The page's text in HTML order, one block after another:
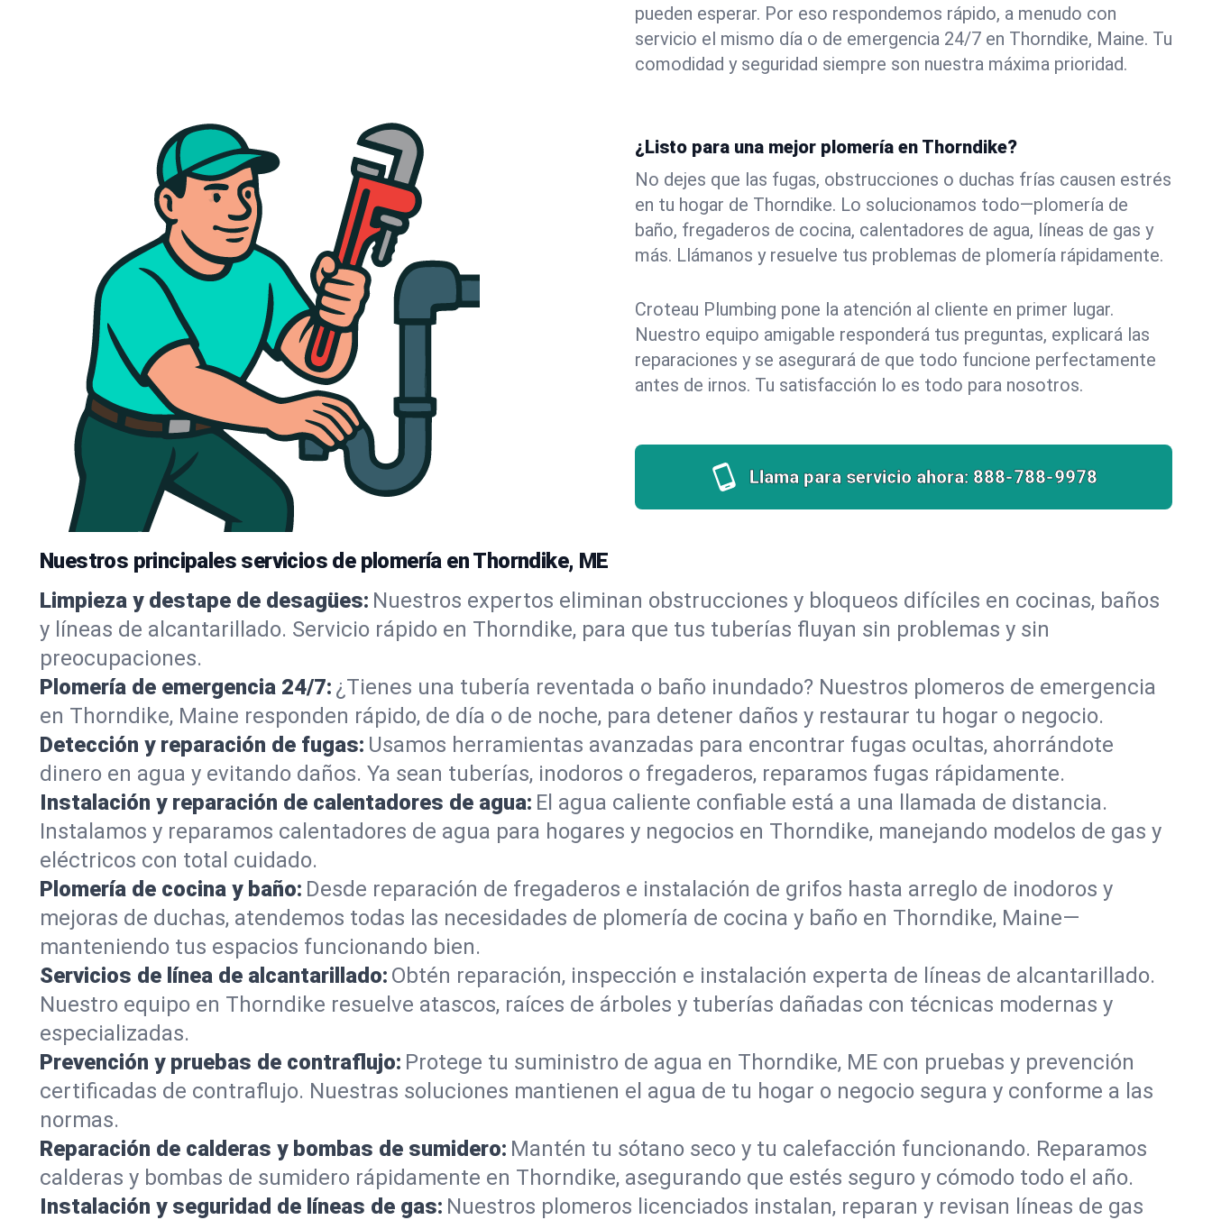
pueden esperar. Por eso respondemos rápido, a menudo con
servicio el mismo día o de emergencia 24/7 en Thorndike, Maine. Tu
comodidad y seguridad siempre son nuestra máxima prioridad.
¿Listo para una mejor plomería en Thorndike?
No dejes que las fugas, obstrucciones o duchas frías causen estrés
en tu hogar de Thorndike. Lo solucionamos todo—plomería de
baño, fregaderos de cocina, calentadores de agua, líneas de gas y
más. Llámanos y resuelve tus problemas de plomería rápidamente.
Croteau Plumbing pone la atención al cliente en primer lugar.
Nuestro equipo amigable responderá tus preguntas, explicará las
reparaciones y se asegurará de que todo funcione perfectamente
antes de irnos. Tu satisfacción lo es todo para nosotros.
Llama para servicio ahora: 888-788-9978
Nuestros principales servicios de plomería en Thorndike, ME
Limpieza y destape de desagües: Nuestros expertos eliminan obstrucciones y bloqueos difíciles en cocinas, baños
y líneas de alcantarillado. Servicio rápido en Thorndike, para que tus tuberías fluyan sin problemas y sin
preocupaciones.
Plomería de emergencia 24/7: ¿Tienes una tubería reventada o baño inundado? Nuestros plomeros de emergencia
en Thorndike, Maine responden rápido, de día o de noche, para detener daños y restaurar tu hogar o negocio.
Detección y reparación de fugas: Usamos herramientas avanzadas para encontrar fugas ocultas, ahorrándote
dinero en agua y evitando daños. Ya sean tuberías, inodoros o fregaderos, reparamos fugas rápidamente.
Instalación y reparación de calentadores de agua: El agua caliente confiable está a una llamada de distancia.
Instalamos y reparamos calentadores de agua para hogares y negocios en Thorndike, manejando modelos de gas y
eléctricos con total cuidado.
Plomería de cocina y baño: Desde reparación de fregaderos e instalación de grifos hasta arreglo de inodoros y
mejoras de duchas, atendemos todas las necesidades de plomería de cocina y baño en Thorndike, Maine—
manteniendo tus espacios funcionando bien.
Servicios de línea de alcantarillado: Obtén reparación, inspección e instalación experta de líneas de alcantarillado.
Nuestro equipo en Thorndike resuelve atascos, raíces de árboles y tuberías dañadas con técnicas modernas y
especializadas.
Prevención y pruebas de contraflujo: Protege tu suministro de agua en Thorndike, ME con pruebas y prevención
certificadas de contraflujo. Nuestras soluciones mantienen el agua de tu hogar o negocio segura y conforme a las
normas.
Reparación de calderas y bombas de sumidero: Mantén tu sótano seco y tu calefacción funcionando. Reparamos
calderas y bombas de sumidero rápidamente en Thorndike, asegurando que estés seguro y cómodo todo el año.
Instalación y seguridad de líneas de gas: Nuestros plomeros licenciados instalan, reparan y revisan líneas de gas